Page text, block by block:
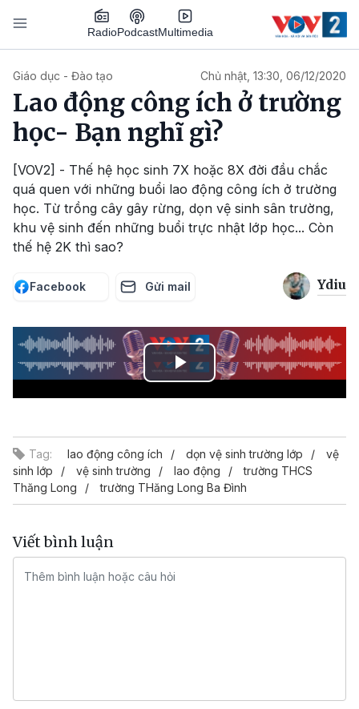
Nhảy đến nội dung
RadioPodcastMultimedia
Giáo dục - Đào tạo Chủ nhật, 13:30, 06/12/2020
Lao động công ích ở trường
học- Bạn nghĩ gì?
[VOV2] - Thế hệ học sinh 7X hoặc 8X đời đầu chắc
quá quen với những buổi lao động công ích ở trường
học. Từ trồng cây gây rừng, dọn vệ sinh sân trường,
khu vệ sinh đến những buổi trực nhật lớp học... Còn
thế hệ 2K thì sao?
Facebook Gửi mail Ydiu
Play
Tag: lao động công ích dọn vệ sinh trường lớp
vệ
sinh lớp
vệ sinh trường lao động
trường THCS
Thăng Long
trường THăng Long Ba Đình
Viết bình luận